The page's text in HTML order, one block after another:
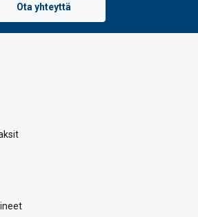
Ota yhteyttä